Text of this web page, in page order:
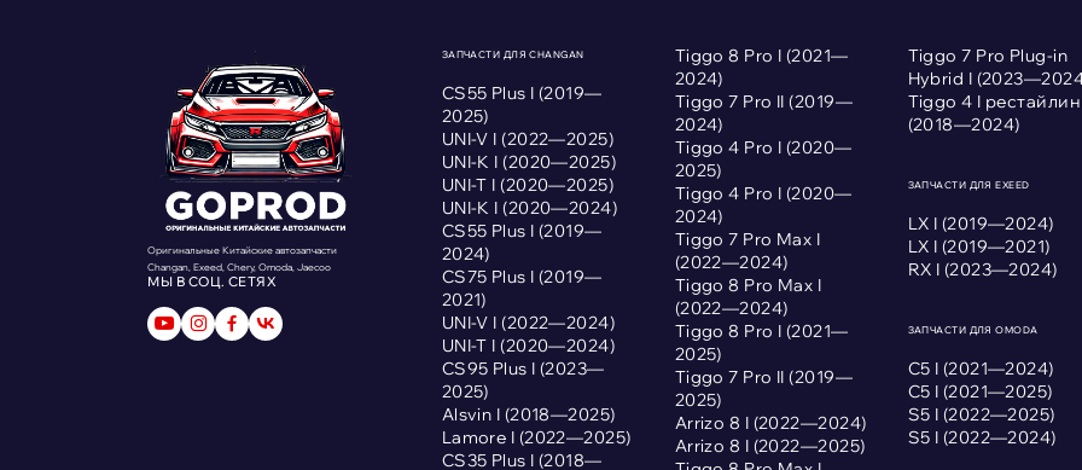
Оригинальные Китайские автозапчасти
Changan, Exeed, Chery, Omoda, Jaecoo
МЫ В СОЦ. СЕТЯХ
ЗАПЧАСТИ ДЛЯ CHANGAN
CS55 Plus I (2019—
2025)
UNI-V I (2022—2025)
UNI-K I (2020—2025)
UNI-T I (2020—2025)
UNI-K I (2020—2024)
CS55 Plus I (2019—
2024)
CS75 Plus I (2019—
2021)
UNI-V I (2022—2024)
UNI-T I (2020—2024)
CS95 Plus I (2023—
2025)
Alsvin I (2018—2025)
Lamore I (2022—2025)
CS35 Plus I (2018—
Tiggo 8 Pro I (2021—
2024)
Tiggo 7 Pro II (2019—
2024)
Tiggo 4 Pro I (2020—
2025)
Tiggo 4 Pro I (2020—
2024)
Tiggo 7 Pro Max I
(2022—2024)
Tiggo 8 Pro Max I
(2022—2024)
Tiggo 8 Pro I (2021—
2025)
Tiggo 7 Pro II (2019—
2025)
Arrizo 8 I (2022—2024)
Arrizo 8 I (2022—2025)
Tiggo 7 Pro Plug-in
Hybrid I
Tiggo 4 I
(2018—2024)
ЗАПЧАСТИ ДЛЯ EXEED
LX I (2019—2024)
LX I (2019—2021)
RX I (2023—2024)
ЗАПЧАСТИ ДЛЯ OMODA
С5 I (2021—2024)
С5 I (2021—2025)
S5 I (2022—2025)
S5 I (2022—2024)